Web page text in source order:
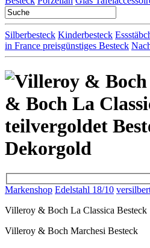
Silberbesteck Kinderbesteck
in France preisgünstiges Besteck
& Boch La
teilvergoldet
Dekorgold
Markenshop Edelstahl 18/10
Villeroy & Boch La Classica Besteck
Villeroy & Boch Marchesi Besteck